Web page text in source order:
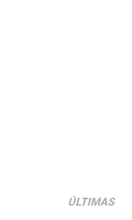
ÚLTIMAS